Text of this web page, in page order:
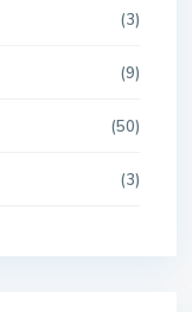
(3)
(9)
(50)
(3)